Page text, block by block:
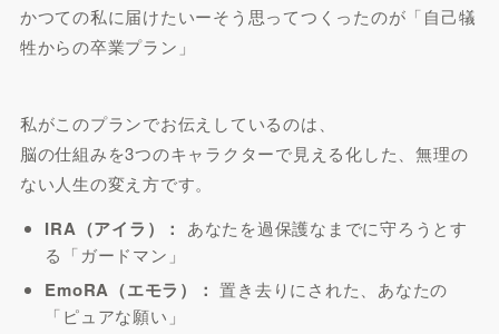
かつての私に届けたいーそう思ってつくったのが「自己犠
牲からの卒業プラン」
私がこのプランでお伝えしているのは、
脳の仕組みを3つのキャラクターで見える化した、無理の
ない人生の変え方です。
IRA（アイラ）：
あなたを過保護なまでに守ろうとす
る「ガードマン」
EmoRA（エモラ）： 置き去りにされた、あなたの
「ピュアな願い」